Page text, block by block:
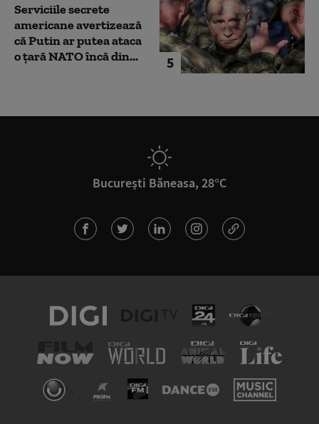
5
Serviciile secrete
americane avertizează
că Putin ar putea ataca
o țară NATO încă din...
București Băneasa, 28°C